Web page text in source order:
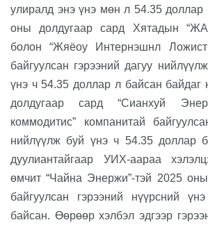
улиралд энэ үнэ мөн л 54.35 доллар
оны долдугаар сард Хятадын “
болон“Жяёоу Интернэшнл
байгуулсан гэрээний дагуу
үнэ ч54.35 доллар л байсан байдаг
долдугаарсард“Сианхуй
коммодитис” компанитай
нийлүүлж буй үнэ ч 54.35 доллар
дуулиантайгаар УИХ-аараа
өмчит“Чайна Энержи”-тэй 2025 оны
байгуулсан гэрээний нүүрсний үнэ
байсан. Өөрөөр хэлбэлэдгээр